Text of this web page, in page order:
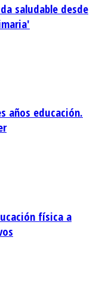
saludable desde
años educación.
física a